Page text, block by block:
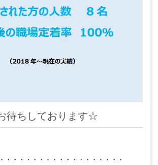
待ちしております☆
・・・・・・・・・・・・・・・・・・